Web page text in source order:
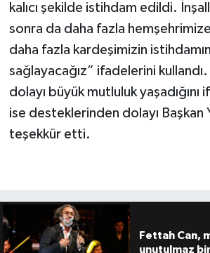
kalıcı şekilde istihdam edildi.
sonra da daha fazla
daha fazla kardeşimizin
sağlayacağız” ifadelerini
dolayı büyük mutluluk
ise desteklerinden dolayı Başkan
teşekkür etti.
Fettah Can,
unutulmaz